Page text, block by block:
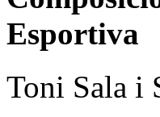
Esportiva
Toni Sala i